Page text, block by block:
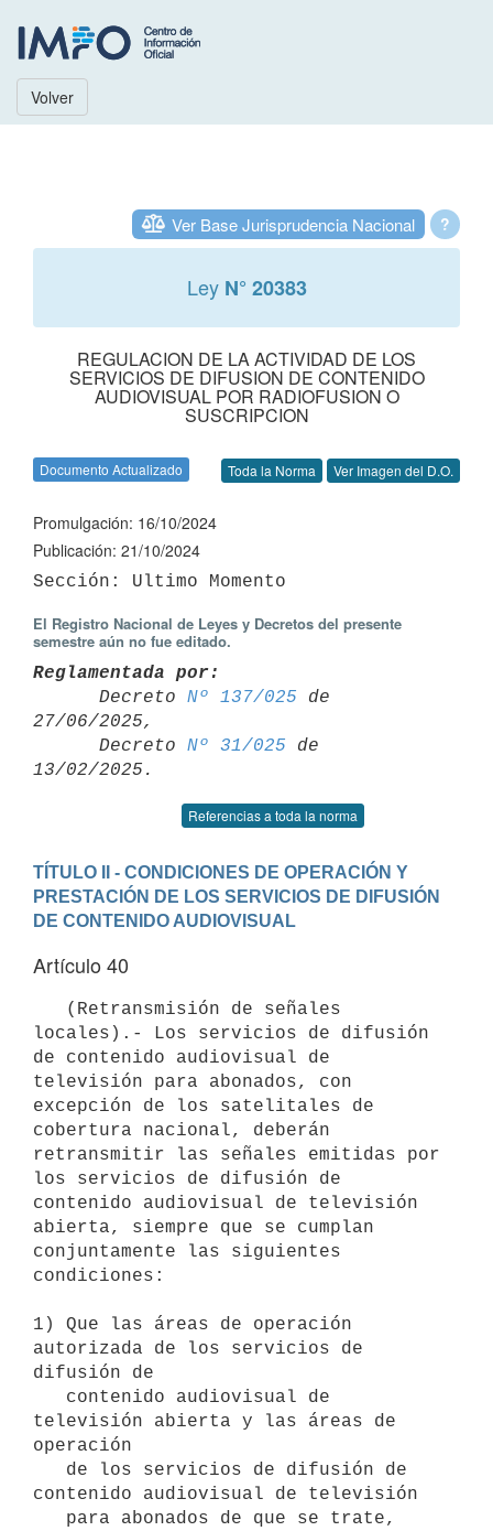
Volver
?
Ver Base Jurisprudencia Nacional
Ley N° 20383
REGULACION DE LA ACTIVIDAD DE LOS
SERVICIOS DE DIFUSION DE CONTENIDO
AUDIOVISUAL POR RADIOFUSION O
SUSCRIPCION
Documento Actualizado Toda la Norma Ver Imagen del D.O.
Promulgación: 16/10/2024
Publicación: 21/10/2024
El Registro Nacional de Leyes y Decretos del presente
semestre aún no fue editado.
Reglamentada por:
Decreto Nº 137/025 de
27/06/2025,
      Decreto
Nº 31/025 de
Referencias a toda la norma
TÍTULO II - CONDICIONES DE OPERACIÓN Y
PRESTACIÓN DE LOS SERVICIOS DE DIFUSIÓN
DE CONTENIDO AUDIOVISUAL
Artículo 40
locales).- Los servicios de difusión
de contenido audiovisual de
televisión para abonados, con
excepción de los satelitales de
cobertura nacional, deberán
retransmitir las señales emitidas por
los servicios de difusión de
contenido audiovisual de televisión
abierta, siempre que se cumplan
conjuntamente las siguientes
condiciones:
1) Que las áreas de operación
autorizada de los servicios de
difusión de
televisión abierta y las áreas de
operación
contenido audiovisual de televisión